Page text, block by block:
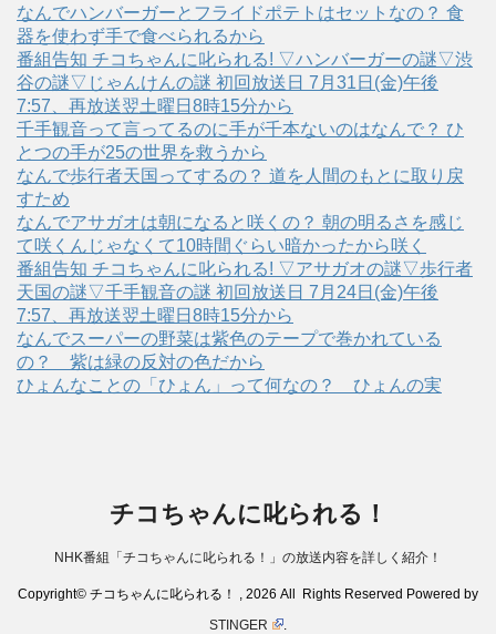
なんでハンバーガーとフライドポテトはセットなの？ 食
器を使わず手で食べられるから
番組告知 チコちゃんに叱られる! ▽ハンバーガーの謎▽渋
谷の謎▽じゃんけんの謎 初回放送日 7月31日(金)午後
7:57、再放送翌土曜日8時15分から
千手観音って言ってるのに手が千本ないのはなんで？ ひ
とつの手が25の世界を救うから
なんで歩行者天国ってするの？ 道を人間のもとに取り戻
すため
なんでアサガオは朝になると咲くの？ 朝の明るさを感じ
て咲くんじゃなくて10時間ぐらい暗かったから咲く
番組告知 チコちゃんに叱られる! ▽アサガオの謎▽歩行者
天国の謎▽千手観音の謎 初回放送日 7月24日(金)午後
7:57、再放送翌土曜日8時15分から
なんでスーパーの野菜は紫色のテープで巻かれている
の？ 紫は緑の反対の色だから
ひょんなことの「ひょん」って何なの？ ひょんの実
チコちゃんに叱られる！
NHK番組「チコちゃんに叱られる！」の放送内容を詳しく紹介！
Copyright© チコちゃんに叱られる！ , 2026 All Rights Reserved Powered by
STINGER
.